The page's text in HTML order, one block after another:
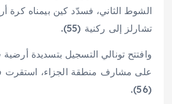
الشوط الثاني، فسدّد كين بيمناه كرة
تشارلز إلى ركنية (55).
وافتتح تونالي التسجيل بتسديدة أرضية
على مشارف منطقة الجزاء، استقرت
(56).